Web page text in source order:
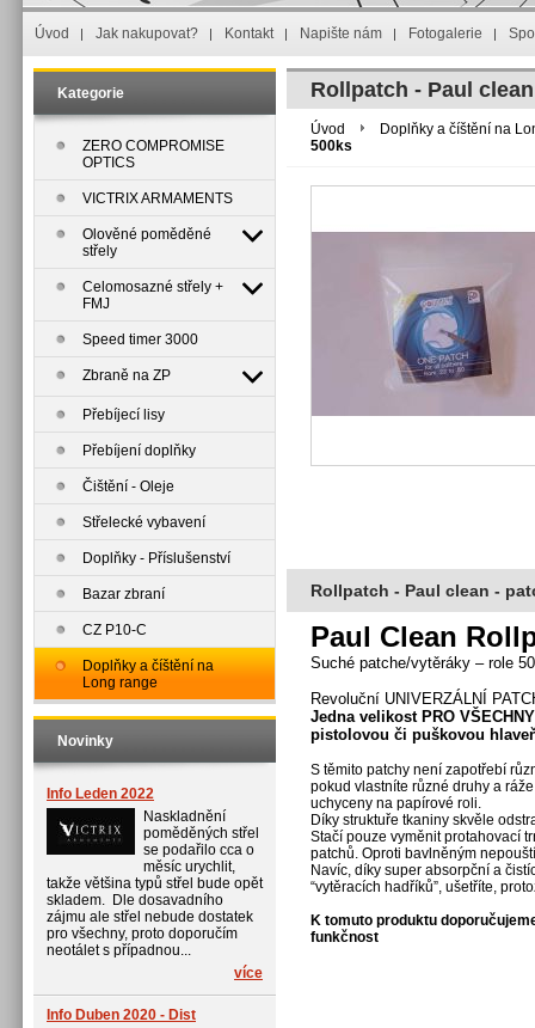
Úvod Jak nakupovat? Kontakt Napište nám Fotogalerie
Kategorie
ZERO COMPROMISE
OPTICS
VICTRIX ARMAMENTS
Olověné poměděné
střely
Celomosazné střely +
FMJ
Speed timer 3000
Zbraně na ZP
Přebíjecí lisy
Přebíjení doplňky
Čištění - Oleje
Střelecké vybavení
Doplňky - Příslušenství
Bazar zbraní
CZ P10-C
Doplňky a číštění na
Long range
Novinky
Info Leden 2022
Naskladnění
poměděných střel
se podařilo cca o
měsíc urychlit,
takže většina typů střel bude opět
skladem. Dle dosavadního
zájmu ale střel nebude dostatek
pro všechny, proto doporučím
neotálet s případnou...
více
Info Duben 2020 - Dist
Rollpatch - Paul
Úvod
Doplňky a číštění na
500ks
Rollpatch - Paul clean -
Paul Clean
Suché patche/vytěráky – role
Revoluční UNIVERZÁLNÍ
Jedna velikost PRO
pistolovou či puškovou
S těmito patchy není zapotřebí
pokud vlastníte různé druhy a
uchyceny na papírové roli.
Díky struktuře tkaniny skvěle
Stačí pouze vyměnit protahovací
patchů. Oproti bavlněným
Navíc, díky super absorpční a
“vytěracích hadříků”, ušetříte,
K tomuto produktu
funkčnost